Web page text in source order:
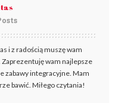
i z radością muszę wam
wam najlepsze
zabawy integracyjne. Mam
bawić. Miłego czytania!